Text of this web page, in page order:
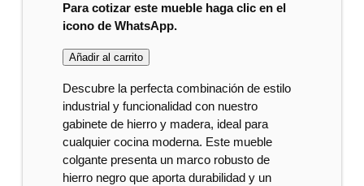
Para cotizar este mueble haga clic en el
icono de WhatsApp.
Añadir al carrito
Descubre la perfecta combinación de estilo
industrial y funcionalidad con nuestro
gabinete de hierro y madera, ideal para
cualquier cocina moderna. Este mueble
colgante presenta un marco robusto de
hierro negro que aporta durabilidad y un